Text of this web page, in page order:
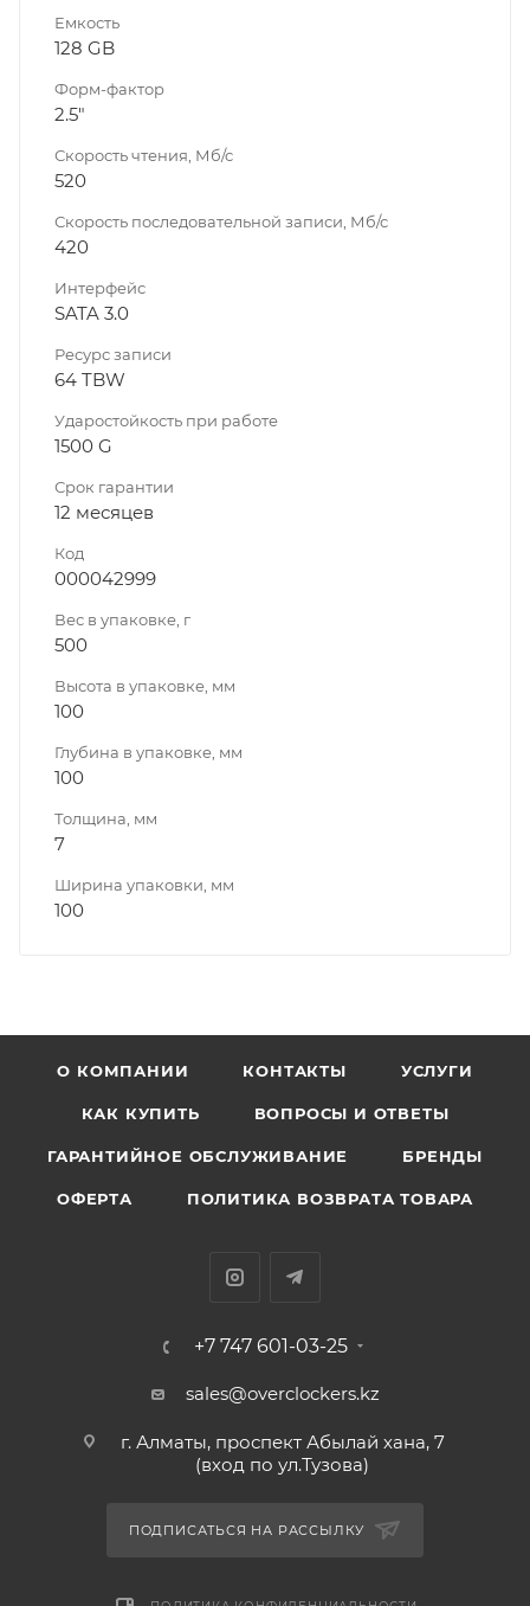
Емкость
128 GB
Форм-фактор
2.5"
Скорость чтения, Мб/с
520
Скорость последовательной записи, Мб/с
420
Интерфейс
SATA 3.0
Ресурс записи
64 TBW
Ударостойкость при работе
1500 G
Срок гарантии
12 месяцев
Код
000042999
Вес в упаковке, г
500
Высота в упаковке, мм
100
Глубина в упаковке, мм
100
Толщина, мм
7
Ширина упаковки, мм
100
О КОМПАНИИ КОНТАКТЫ УСЛУГИ
КАК КУПИТЬ ВОПРОСЫ И ОТВЕТЫ
ГАРАНТИЙНОЕ ОБСЛУЖИВАНИЕ БРЕНДЫ
ОФЕРТА ПОЛИТИКА ВОЗВРАТА ТОВАРА
+7 747 601-03-25
sales@overclockers.kz
г. Алматы, проспект Абылай хана, 7
(вход по ул.Тузова)
ПОДПИСАТЬСЯ НА РАССЫЛКУ